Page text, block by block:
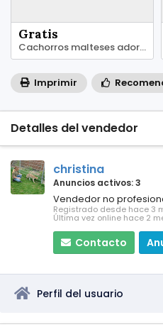
Gratis
Cachorros malteses adorables disponibles para adopción
Imprimir
Detalles del vendedor
christina
Anuncios activos: 3
Vendedor no
Registrado desde hace 3
Última vez online hace 2
Contacto
Perfil del usuario